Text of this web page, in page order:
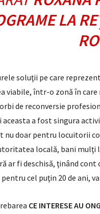
LA
soluţii pe care
viabile, într-o zonă în
de reconversie
aceasta a fost singura
nu doar pentru locuitorii
locală, bani mulţi
ar fi deschisă, ţinând
cel puţin 20 de ani,
CE INTERESE AU